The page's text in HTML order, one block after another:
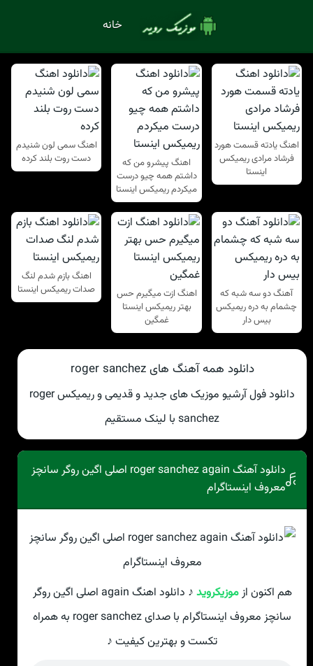
خانه
اهنگ یادته قسمت هورد
فرشاد مرادی ریمیکس
اینستا
اهنگ پیشرو من که
داشتم همه چیو درست
میکردم ریمیکس اینستا
اهنگ سمی لون شنیدم
دست روت بلند کرده
آهنگ دو سه شبه که
چشمام به دره ریمیکس
بیس دار
اهنگ ازت میگیرم حس
بهتر ریمیکس اینستا
غمگین
اهنگ بازم شدم لنگ
صدات ریمیکس اینستا
دانلود همه آهنگ های roger sanchez
دانلود فول آرشیو موزیک های جدید و قدیمی و ریمیکس roger
sanchez با لینک مستقیم
دانلود آهنگ roger sanchez again اصلی اگین روگر سانچز
معروف اینستاگرام
هم اکنون ازموزیکروید
♪ دانلود اهنگ again اصلی اگین روگر
سانچز معروف اینستاگرام با صدای roger sanchez به همراه
تکست و بهترین کیفیت ♪